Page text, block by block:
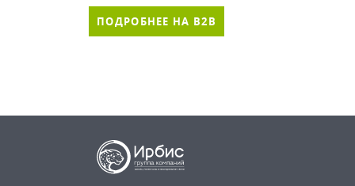
ПОДРОБНЕЕ НА B2B